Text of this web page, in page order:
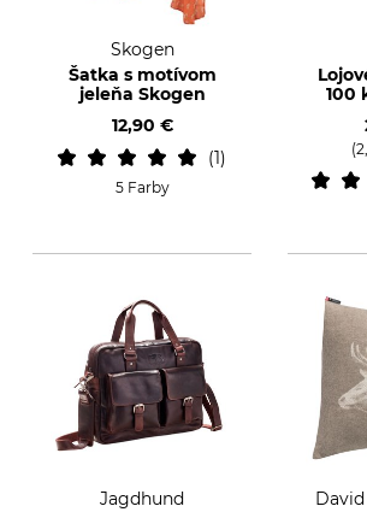
Skogen
Šatka s motívom
jeleňa Skogen
12,90 €
1
5 Farby
100
Jagdhund